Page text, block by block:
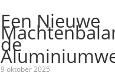
Een Nieuwe
de
9 oktober 2025